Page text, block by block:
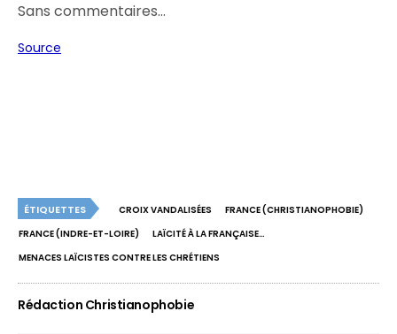
Sans commentaires…
Source
ÉTIQUETTES CROIX VANDALISÉES
FRANCE (CHRISTIANOPHOBIE)
FRANCE (INDRE-ET-LOIRE)
LAÏCITÉ À LA FRANÇAISE…
MENACES LAÏCISTES CONTRE LES CHRÉTIENS
Rédaction Christianophobie